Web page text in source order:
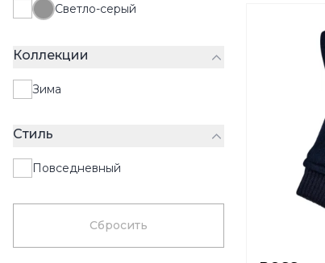
Светло-серый
Коллекции
Зима
Стиль
Повседневный
Сбросить